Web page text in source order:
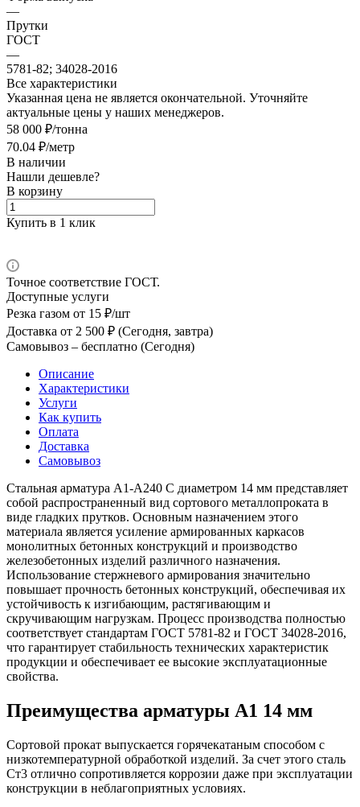
—
Прутки
ГОСТ
—
5781-82; 34028-2016
Все характеристики
Указанная цена не является окончательной. Уточняйте
актуальные цены у наших менеджеров.
58 000 ₽/тонна
70.04 ₽/метр
В наличии
Нашли дешевле?
В корзину
Купить в 1 клик
Точное соответствие ГОСТ.
Доступные услуги
Резка газом от 15 ₽/шт
Доставка от 2 500 ₽ (Сегодня, завтра)
Самовывоз – бесплатно (Сегодня)
Описание
Характеристики
Услуги
Как купить
Оплата
Доставка
Самовывоз
Стальная арматура А1-А240 С диаметром 14 мм представляет
собой распространенный вид сортового металлопроката в
виде гладких прутков. Основным назначением этого
материала является усиление армированных каркасов
монолитных бетонных конструкций и производство
железобетонных изделий различного назначения.
Использование стержневого армирования значительно
повышает прочность бетонных конструкций, обеспечивая их
устойчивость к изгибающим, растягивающим и
скручивающим нагрузкам. Процесс производства полностью
соответствует стандартам ГОСТ 5781-82 и ГОСТ 34028-2016,
что гарантирует стабильность технических характеристик
продукции и обеспечивает ее высокие эксплуатационные
свойства.
Преимущества арматуры А1 14 мм
Сортовой прокат выпускается горячекатаным способом с
низкотемпературной обработкой изделий. За счет этого сталь
Ст3 отлично сопротивляется коррозии даже при эксплуатации
конструкции в неблагоприятных условиях.